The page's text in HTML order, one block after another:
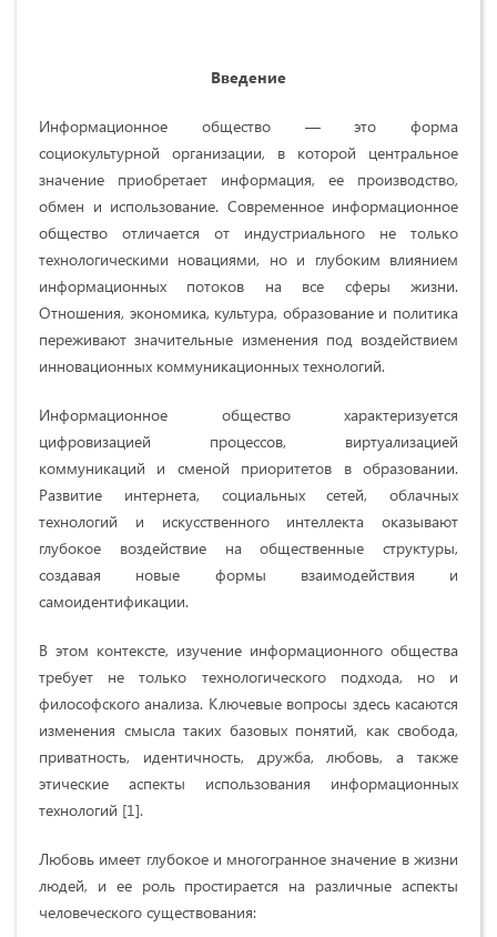
Введение
Информационное общество — это форма
социокультурной организации, в которой центральное
значение приобретает информация, ее производство,
обмен и использование. Современное информационное
общество отличается от индустриального не только
технологическими новациями, но и глубоким влиянием
информационных потоков на все сферы жизни.
Отношения, экономика, культура, образование и политика
переживают значительные изменения под воздействием
инновационных коммуникационных технологий.
Информационное общество характеризуется
цифровизацией процессов, виртуализацией
коммуникаций и сменой приоритетов в образовании.
Развитие интернета, социальных сетей, облачных
технологий и искусственного интеллекта оказывают
глубокое воздействие на общественные структуры,
создавая новые формы взаимодействия и
самоидентификации.
В этом контексте, изучение информационного общества
требует не только технологического подхода, но и
философского анализа. Ключевые вопросы здесь касаются
изменения смысла таких базовых понятий, как свобода,
приватность, идентичность, дружба, любовь, а также
этические аспекты использования информационных
технологий [1].
Любовь имеет глубокое и многогранное значение в жизни
людей, и ее роль простирается на различные аспекты
человеческого существования: